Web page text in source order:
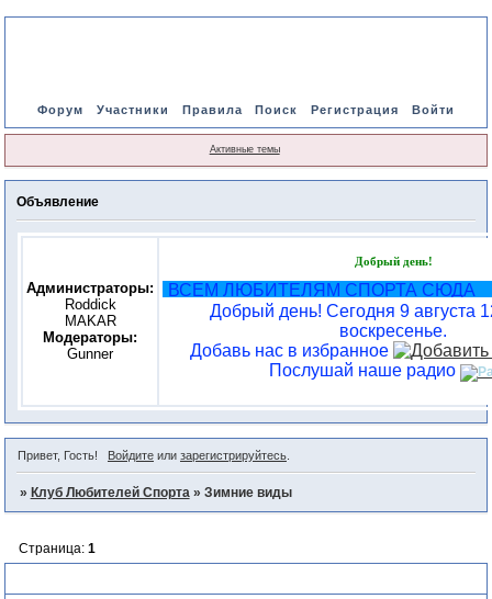
Форум Участники Правила Поиск Регистрация Войти
Активные темы
Объявление
Администраторы:
Roddick
MAKAR
Модераторы:
Gunner
Добрый день!
ВСЕМ ЛЮБИТЕЛЯМ СПОРТА СЮДА
Добрый день! Сегодня 9 августа
воскресенье.
Добавь нас в избранное
Послушай наше радио
Привет, Гость! Войдитеили зарегистрируйтесь.
» Клуб Любителей Спорта » Зимние виды
Страница: 1